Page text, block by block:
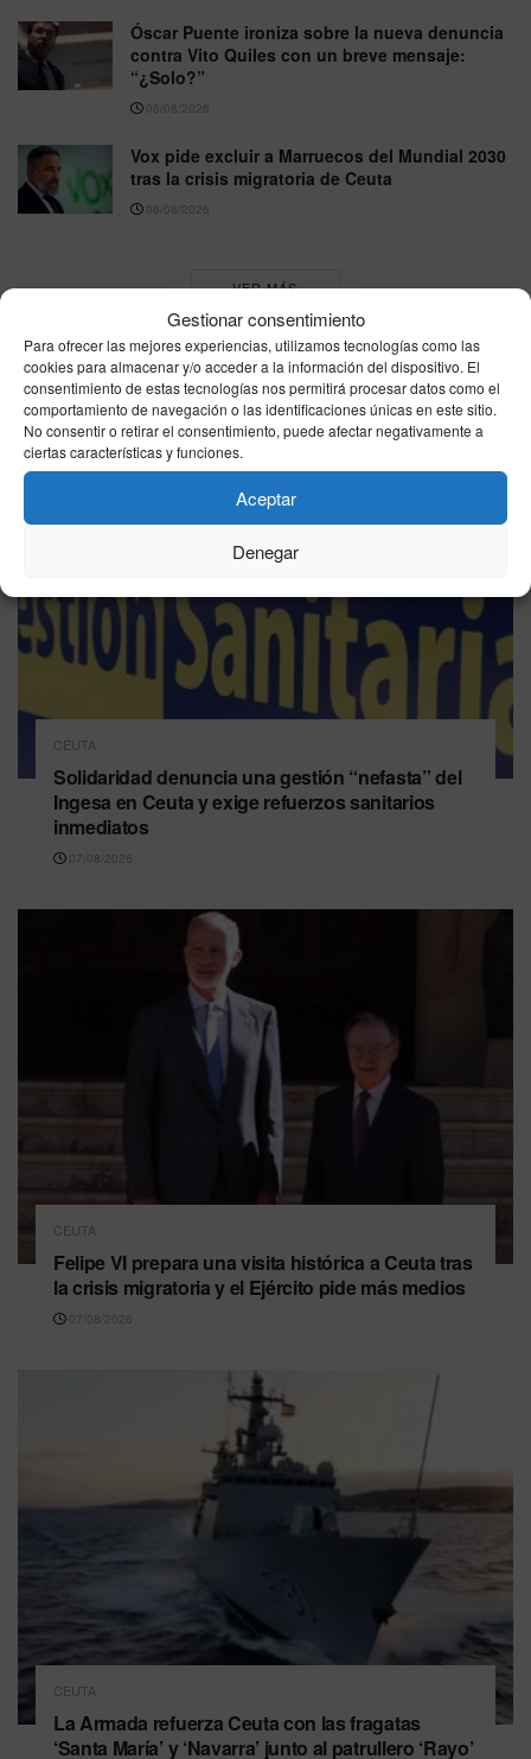
Gestionar consentimiento
Para ofrecer las mejores experiencias, utilizamos tecnologías como las
cookies para almacenar y/o acceder a la información del dispositivo. El
consentimiento de estas tecnologías nos permitirá procesar datos como el
comportamiento de navegación o las identificaciones únicas en este sitio.
No consentir o retirar el consentimiento, puede afectar negativamente a
ciertas características y funciones.
Aceptar
Denegar
Óscar Puente ironiza sobre la nueva denuncia
contra Vito Quiles con un breve mensaje:
“¿Solo?”
06/08/2026
Vox pide excluir a Marruecos del Mundial 2030
tras la crisis migratoria de Ceuta
06/08/2026
VER MÁS
Última hora
CEUTA
Solidaridad denuncia una gestión “nefasta” del
Ingesa en Ceuta y exige refuerzos sanitarios
inmediatos
07/08/2026
CEUTA
Felipe VI prepara una visita histórica a Ceuta tras
la crisis migratoria y el Ejército pide más medios
07/08/2026
CEUTA
La Armada refuerza Ceuta con las fragatas
‘Santa María’ y ‘Navarra’ junto al patrullero ‘Rayo’